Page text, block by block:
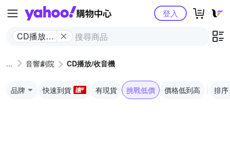
Yahoo購物中心
CD播放/
登入
音響劇院 CD播放/收音機
品牌 快速到貨 有現貨 挑戰低價 價格低到高 排序